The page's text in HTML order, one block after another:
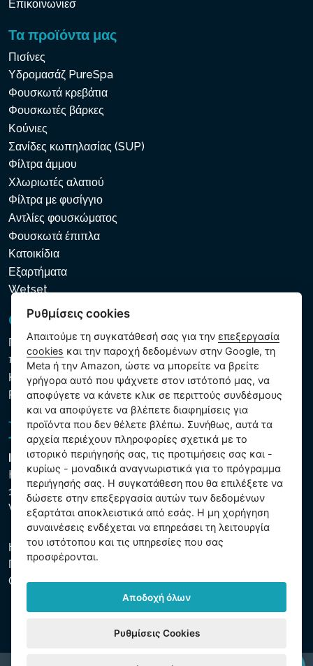
Επικοινωνιεσ
Τα προϊόντα μας
Πισίνες
Υδρομασάζ PureSpa
Φουσκωτά κρεβάτια
Φουσκωτές βάρκες
Κούνιες
Σανίδες κωπηλασίας (SUP)
Φίλτρα άμμου
Χλωριωτές αλατιού
Φίλτρα με φυσίγγιο
Αντλίες φουσκώματος
Φουσκωτά έπιπλα
Κατοικίδια
Εξαρτήματα
Wetset
GDPR και Cookies
Πολιτική προστασίας προσωπικών και λοιπών δεδομένων
που υποβάλλονται σε επεξεργασία
Κανόνες χρήσης των αρχείων cookie
Ρυθμίσεις cookies
Intex Trading, s.r.o.
Hradecká 2526/3
130 00 Praha 3
Vinohrady - Česká republika
Η εταιρεία είναι εγγεγραμμένη στο Δημοτικό Δικαστήριο της
Πράγας, μέρος C, αύξ. αριθ. 74759. ΑΜΕ 26150808, ΑΦΜ
CZ26150808.
Ρυθμίσεις cookies
Απαιτούμε τη συγκατάθεσή σας για τηνεπεξεργασία
cookies και την παροχή δεδομένων στην Google, τη
Meta ή την Amazon, ώστε να μπορείτε να βρείτε
γρήγορα αυτό που ψάχνετε στον ιστότοπό μας, να
αποφύγετε να κάνετε κλικ σε περιττούς συνδέσμους
και να αποφύγετε να βλέπετε διαφημίσεις για
προϊόντα που δεν θέλετε βλέπω. Συνήθως, αυτά τα
αρχεία περιέχουν πληροφορίες σχετικά με το
ιστορικό περιήγησής σας, τις προτιμήσεις σας και -
κυρίως - μοναδικά αναγνωριστικά για το πρόγραμμα
περιήγησής σας. Η συγκατάθεση που θα επιλέξετε να
δώσετε στην επεξεργασία αυτών των δεδομένων
εξαρτάται αποκλειστικά από εσάς. Η μη χορήγηση
συναινέσεις ενδέχεται να επηρεάσει τη λειτουργία
του ιστότοπου και τις υπηρεσίες που σας
προσφέρονται.
Αποδοχή όλων
Ρυθμίσεις Cookies